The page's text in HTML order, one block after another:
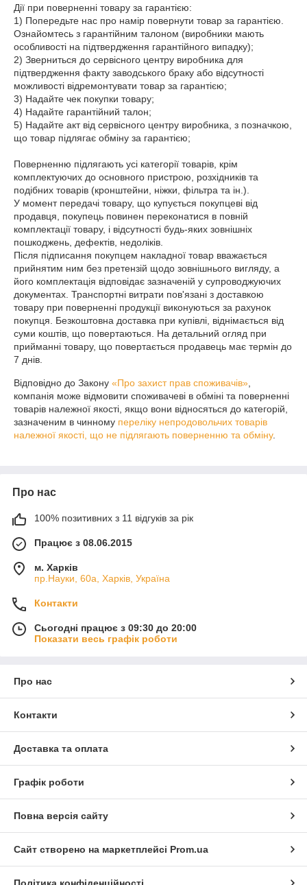
Дії при поверненні товару за гарантією:
1) Попередьте нас про намір повернути товар за гарантією.
Ознайомтесь з гарантійним талоном (виробники мають
особливості на підтвердження гарантійного випадку);
2) Зверниться до сервісного центру виробника для
підтвердження факту заводського браку або відсутності
можливості відремонтувати товар за гарантією;
3) Надайте чек покупки товару;
4) Надайте гарантійний талон;
5) Надайте акт від сервісного центру виробника, з позначкою,
що товар підлягає обміну за гарантією;
Поверненню підлягають усі категорії товарів, крім
комплектуючих до основного пристрою, розхідників та
подібних товарів (кронштейни, ніжки, фільтра та ін.).
У момент передачі товару, що купується покупцеві від
продавця, покупець повинен переконатися в повній
комплектації товару, і відсутності будь-яких зовнішніх
пошкоджень, дефектів, недоліків.
Після підписання покупцем накладної товар вважається
прийнятим ним без претензій щодо зовнішнього вигляду, а
його комплектація відповідає зазначеній у супроводжуючих
документах. Транспортні витрати пов'язані з доставкою
товару при поверненні продукції виконуються за рахунок
покупця. Безкоштовна доставка при купівлі, віднімається від
суми коштів, що повертаються. На детальний огляд при
прийманні товару, що повертається продавець має термін до
7 днів.
Відповідно до Закону «Про захист прав споживачів»
компанія може відмовити споживачеві в обміні та поверненні
товарів належної якості, якщо вони відносяться до категорій,
зазначеним в чинному переліку непродовольчих товарів
належної якості, що не підлягають поверненню та обміну.
Про нас
100% позитивних з 11 відгуків за рік
Працює з 08.06.2015
м. Харків
пр.Науки, 60а, Харків, Україна
Контакти
Сьогодні працює з 09:30 до 20:00
Показати весь графік роботи
Про нас
Контакти
Доставка та оплата
Графік роботи
Повна версія сайту
Сайт створено на маркетплейсі Prom.ua